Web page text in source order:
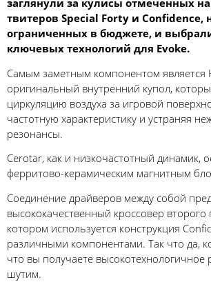
твитеров Special Forty и Confidence,
ограниченных в бюджете, и
ключевых технологий для Evoke.
Самым заметным компонентом является
оригинальный внутренний купол,
циркуляцию воздуха за игровой
частотную характеристику и устраняя
резонансы.
Cerotar, как и низкочастотный
ферритово-керамическим магнитным
Соединение драйверов между собой
высококачественный кроссовер второго
котором используется конструкция
различными компонентами. Так что да,
что вы получаете
шутим.